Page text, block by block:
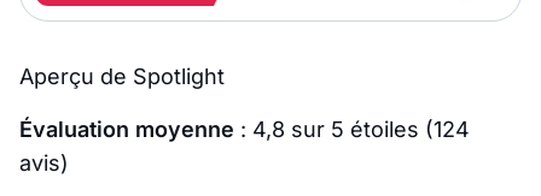
Aperçu de Spotlight
Évaluation moyenne : 4,8 sur 5 étoiles (124
avis)